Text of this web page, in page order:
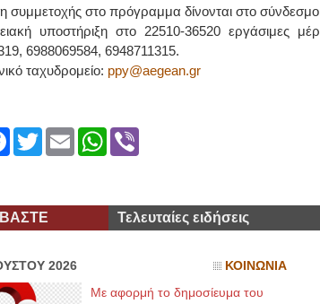
συμμετοχής στο πρόγραμμα δίνονται στο
υποστήριξη στο 22510-36520 εργάσιμες
6988069584, 6948711315.
ταχυδρομείο: ppy@aegean.gr
Facebook
TwitterEmailWhatsApp
Viber
Τελευταίες ειδήσεις
2026 ΚΟΙΝΩΝΙΑ
Με αφορμή το δημοσίευμα του